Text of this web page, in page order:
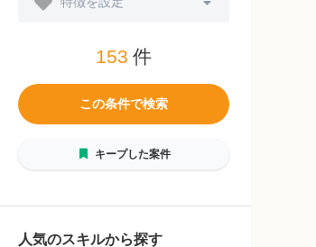
153 件
この条件で検索
キープした案件
人気のスキルから探す